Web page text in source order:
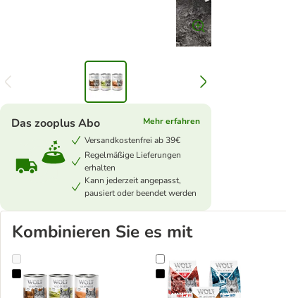
Das zooplus Abo
Mehr erfahren
Versandkostenfrei ab 39€
Regelmäßige Lieferungen
erhalten
Kann jederzeit angepasst,
pausiert oder beendet werden
Kombinieren Sie es mit
Wolf of Wilderness Adult - MixpaketWolf of Wilderness Mix-